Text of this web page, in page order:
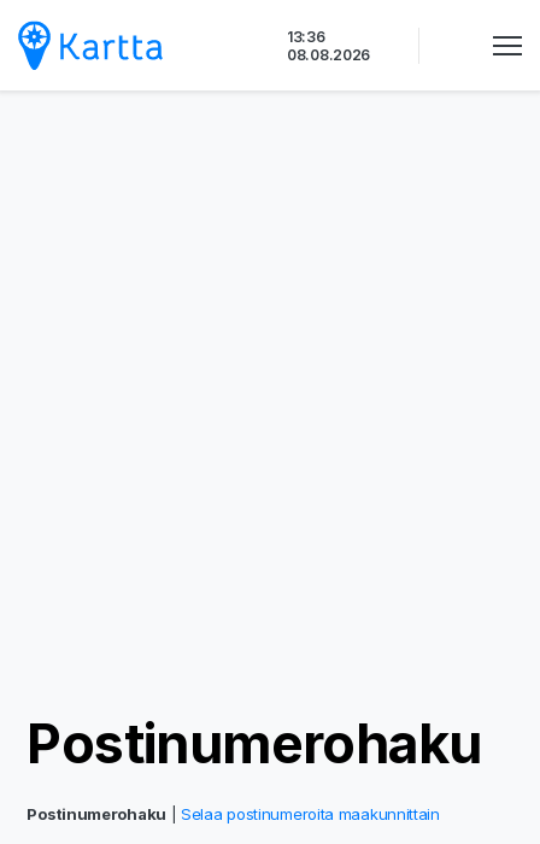
sisältöön
13:36
08.08.2026
Postinumerohaku
Postinumerohaku |Selaa postinumeroita maakunnittain